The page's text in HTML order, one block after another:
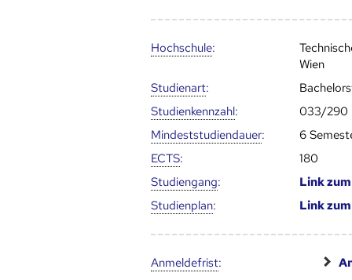
Hoch­schule:
Wien
Studienart:
Studien­kenn­zahl:
033/290
Mindest­studien­dauer:
6
ECTS:
180
Studien­gang:
Link
Studien­plan: Link
Anmelde­frist: